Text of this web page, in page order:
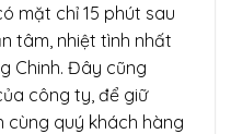
mặt chỉ 15 phút sau
tâm, nhiệt tình nhất
Chinh. Đây cũng
công ty, để giữ
cùng quý khách hàng